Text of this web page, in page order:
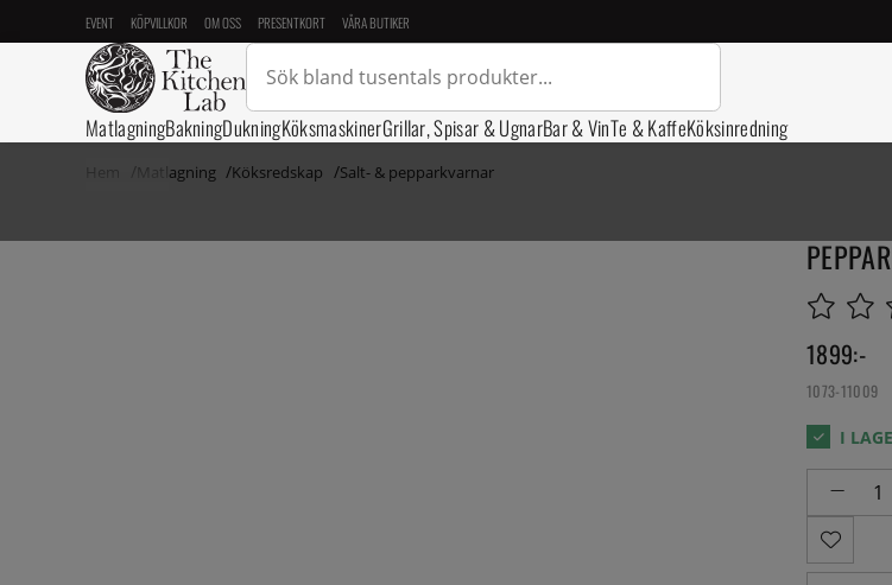
EVENT KÖPVILLKOR OM OSS PRESENTKORT VÅRA BUTIKER
MatlagningBakningDukningKöksmaskinerGrillar, Spisar & UgnarBar & VinTe & KaffeKöksinredning
Matlagning Köksredskap Salt- & pepparkvarnar
1899:-
1073-11009